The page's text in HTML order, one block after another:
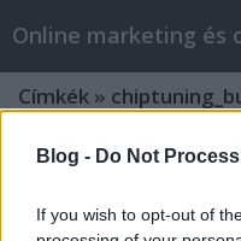
Blog - Do Not
If you wish to opt-out of
Címkék »
amelyek bárki